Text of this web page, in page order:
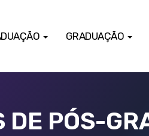
GRADUAÇÃO
PÓS-